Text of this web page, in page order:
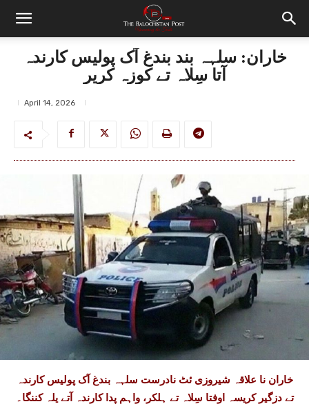
خاران: سلہہ بند بندغ آک پولیس کارندہ
آتا سِلاہ تے کوزہ کریر
April 14, 2026
خاران نا علاقہ شیروزی ئٹ نادرست سلہہ بندغ آک پولیس کارندہ
تے دزگیر کریسہ اوفتا سِلاہ تے ہلکر، واہم پدا کارندہ آتے یلہ کننگا۔